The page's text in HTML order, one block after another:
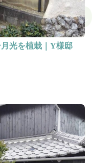
月光を植栽｜Y様邸